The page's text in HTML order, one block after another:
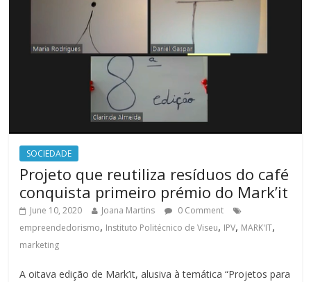
SOCIEDADE
Projeto que reutiliza resíduos do café
conquista primeiro prémio do Mark’it
June 10, 2020 Joana Martins
0 Comment
empreendedorismo, Instituto Politécnico de Viseu, IPV, MARK'IT,
marketing
A oitava edição de Mark’it, alusiva à temática “Projetos para